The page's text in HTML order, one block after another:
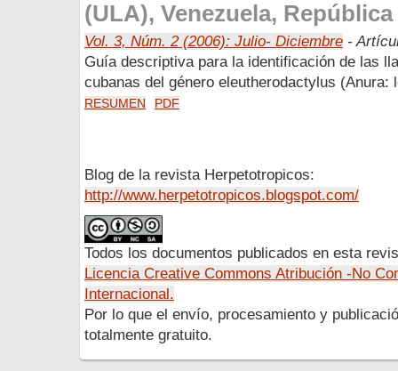
(ULA), Venezuela,
Vol. 3, Núm. 2 (2006): Julio- Diciembre -
Guía descriptiva para la identificación de las
cubanas del género eleutherodactylus (Anura:
RESUMEN PDF
Blog de la revista Herpetotropicos:
http://www.herpetotropicos.blogspot.com/
Todos los documentos publicados en esta
Licencia Creative Commons Atribución -No
Internacional.
Por lo que el envío, procesamiento y
totalmente gratuito.